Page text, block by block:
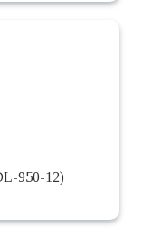
950-12)